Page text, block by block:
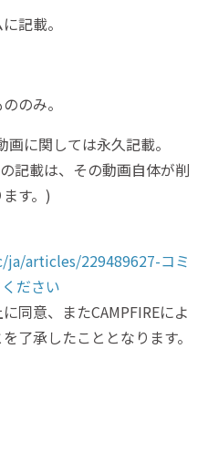
記載。
のみ。
に関しては永久記載。
記載は、その動画自体が削
す。)
articles/229489627-コミ
ださい
同意、またCAMPFIREによ
了承したこととなります。